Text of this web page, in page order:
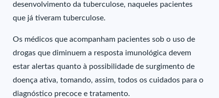
desenvolvimento da tuberculose, naqueles pacientes
que já tiveram tuberculose.
Os médicos que acompanham pacientes sob o uso de
drogas que diminuem a resposta imunológica devem
estar alertas quanto à possibilidade de surgimento de
doença ativa, tomando, assim, todos os cuidados para o
diagnóstico precoce e tratamento.